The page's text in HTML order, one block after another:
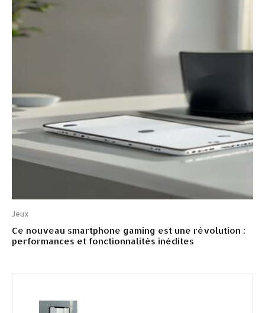
Jeux
Ce nouveau smartphone gaming est une révolution :
performances et fonctionnalités inédites